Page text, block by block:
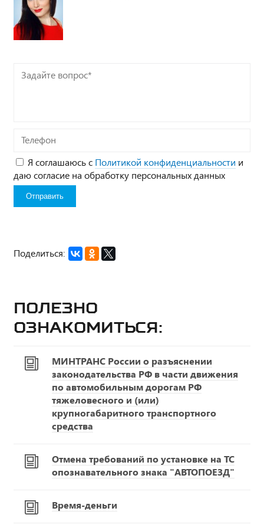
Задайте
Телефон
Я соглашаюсь с Политикой конфиденциальности и
даю согласие на обработку персональных данных
Поделиться:
Полезно
ознакомиться:
МИНТРАНС России о разъяснении
законодательства РФ в части движения
по автомобильным дорогам РФ
тяжеловесного и (или)
крупногабаритного транспортного
средства
Отмена требований по установке на ТС
опознавательного знака "АВТОПОЕЗД"
Время-деньги